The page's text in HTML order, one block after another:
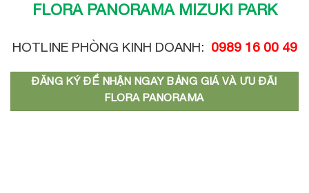
FLORA PANORAMA MIZUKI PARK
HOTLINE PHÒNG KINH DOANH: 0989 16 00 49
ĐĂNG KÝ ĐỂ NHẬN NGAY BẢNG GIÁ VÀ ƯU ĐÃI
FLORA PANORAMA